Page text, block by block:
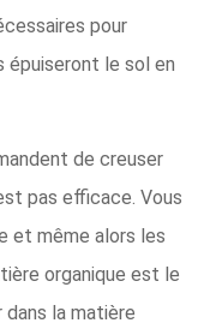
pour
le sol en
de creuser
pas efficace. Vous
et même alors les
organique est le
dans la matière